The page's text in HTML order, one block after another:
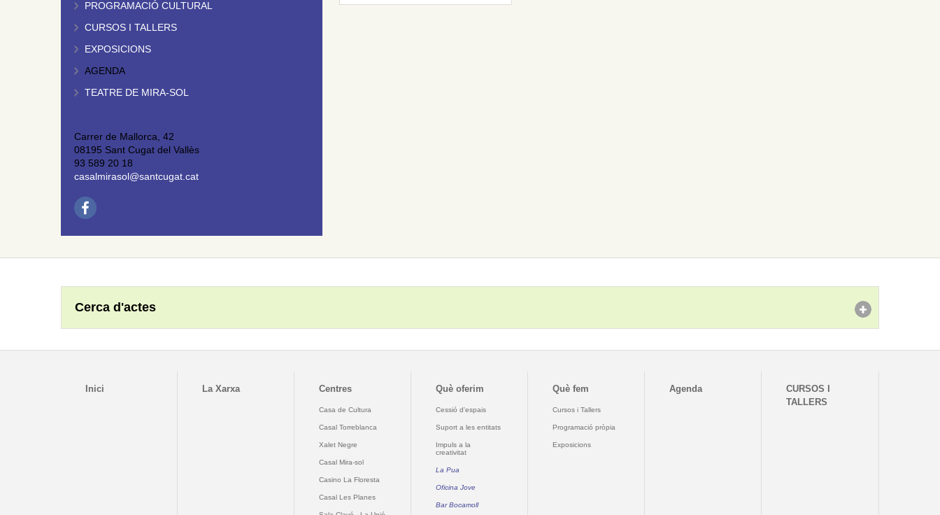
PROGRAMACIÓ CULTURAL
CURSOS I TALLERS
EXPOSICIONS
AGENDA
TEATRE DE MIRA-SOL
Carrer de Mallorca, 42
08195 Sant Cugat del Vallès
93 589 20 18
casalmirasol@santcugat.cat
Cerca d'actes
Inici La Xarxa Centres
Casa de Cultura
Casal Torreblanca
Xalet Negre
Casal Mira-sol
Casino La Floresta
Casal Les Planes
Què oferim
Cessió d'espais
Suport a les entitats
Impuls a la
creativitat
La Pua
Oficina Jove
Bar Bocamoll
Què fem
Cursos i Tallers
Programació pròpia
Exposicions
Agenda
CURSOS I
TALLERS